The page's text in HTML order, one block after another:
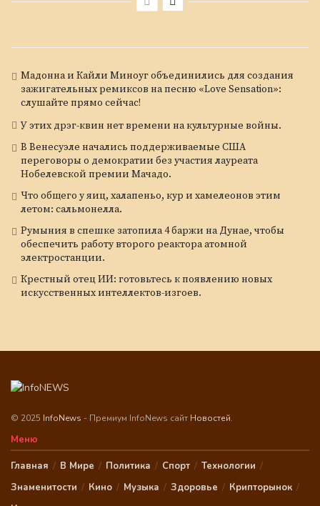
Мадонна и Кайли Миноуг объединились для создания
зажигательных ремиксов на песню «Love Sensation»:
слушайте прямо сейчас!
У этих дрэг-квин нет времени на культурные войны.
В Венесуэле начались поддерживаемые США
переговоры о демократии без участия лауреата
Нобелевской премии Мачадо.
Что общего у яиц, халапеньо, кур и хамелеонов этим
летом: сальмонелла.
Румыния в спешке затопила 4 баржи на Дунае, чтобы
обеспечить работу второго реактора атомной
электростанции.
Крестный отец ИИ: готовьтесь к появлению новых
искусственных интеллектов-изгоев.
© 2025 InfoNews - Премиум InfoNews сайт Новостей.
Меню
Главная В Мире Политика Спорт
Технологии
Знаменитости
Кино Музыка Здоровье
Крипторынок